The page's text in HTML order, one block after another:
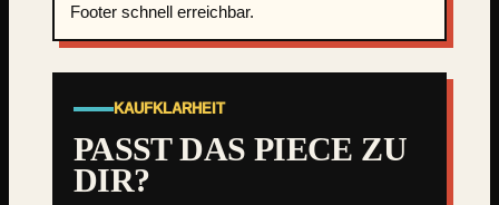
n
d
e
a
k
e
Footer schnell erreichbar.
KAUFKLARHEIT
PASST DAS PIECE ZU
DIR?